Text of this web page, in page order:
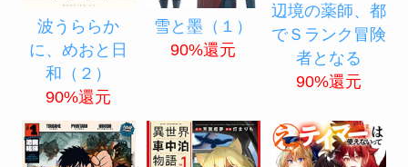
波うららか
に、めおと日
和（２）
90%還元
雪と墨（１）
90%還元
辺境の薬師、都
でＳランク冒険
者となる
90%還元